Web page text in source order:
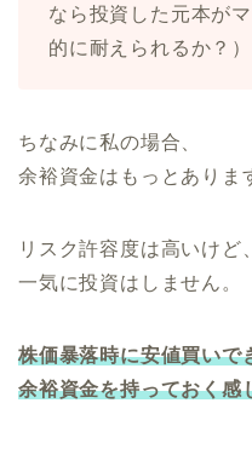
なら投資した元本が
的に耐えられるか？）
ちなみに私の場合、
余裕資金はもっとありま
リスク許容度は高いけど、
一気に投資はしません。
株価暴落時に安値買いで
余裕資金を持っておく感